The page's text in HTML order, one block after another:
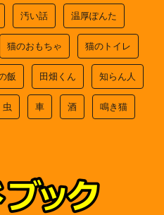
汚い話 温厚ぽんた
猫のおもちゃ 猫のトイレ
飯 田畑くん 知らん人
虫 車 酒 鳴き猫